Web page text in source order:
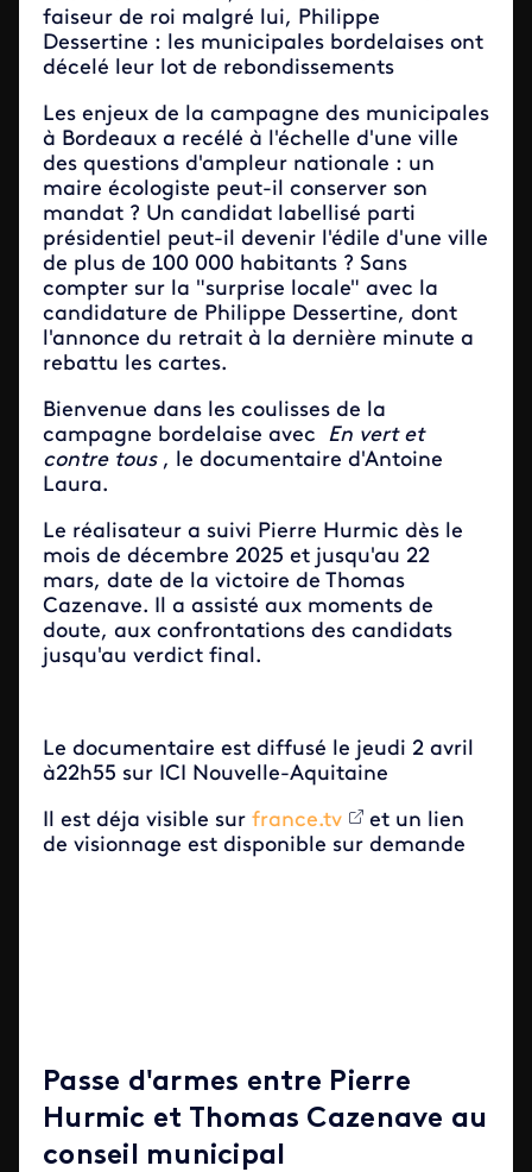
faiseur de roi malgré lui, Philippe
Dessertine : les municipales bordelaises ont
décelé leur lot de rebondissements
Les enjeux de la campagne des municipales
à Bordeaux a recélé à l'échelle d'une ville
des questions d'ampleur nationale : un
maire écologiste peut-il conserver son
mandat ? Un candidat labellisé parti
présidentiel peut-il devenir l'édile d'une ville
de plus de 100 000 habitants ? Sans
compter sur la "surprise locale" avec la
candidature de Philippe Dessertine, dont
l'annonce du retrait à la dernière minute a
rebattu les cartes.
Bienvenue dans les coulisses de la
campagne bordelaise avec En vert et
contre tous , le documentaire d'Antoine
Laura.
Le réalisateur a suivi Pierre Hurmic dès le
mois de décembre 2025 et jusqu'au 22
mars, date de la victoire de Thomas
Cazenave. Il a assisté aux moments de
doute, aux confrontations des candidats
jusqu'au verdict final.
Le documentaire est diffusé le jeudi 2 avril
à22h55 sur ICI Nouvelle-Aquitaine
Il est déja visible sur france.tv
et un lien
de visionnage est disponible sur demande
Passe d'armes entre Pierre
Hurmic et Thomas Cazenave au
conseil municipal